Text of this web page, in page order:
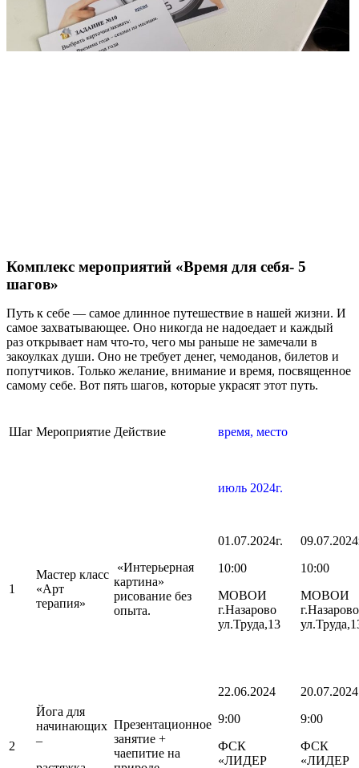
Комплекс мероприятий «Время для себя- 5
шагов»
Путь к себе — самое длинное путешествие в нашей жизни. И
самое захватывающее. Оно никогда не надоедает и каждый
раз открывает нам что-то, чего мы раньше не замечали в
закоулках души. Оно не требует денег, чемоданов, билетов и
попутчиков. Только желание, внимание и время, посвященное
самому себе. Вот пять шагов, которые украсят этот путь.
Шаг Мероприятие Действие время, место
июль 2024г.
1
Мастер класс
«Арт
терапия»
«Интерьерная
картина»
рисование без
опыта.
01.07.2024г.
10:00
МОВОИ
г.Назарово
ул.Труда,13
10:00
МОВОИ
г.Назарово
2
Йога для
начинающих
–
Презентационное
занятие +
чаепитие на
22.06.2024
9:00
ФСК
«ЛИДЕР
20.07.2024
9:00
ФСК
«ЛИДЕР